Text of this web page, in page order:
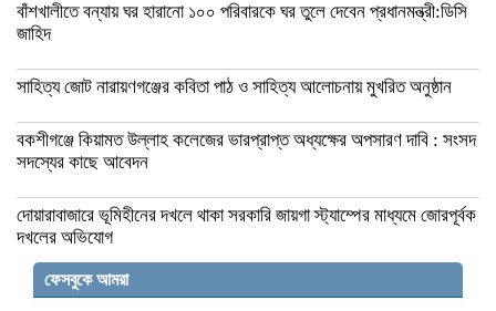
বাঁশখালীতে বন্যায় ঘর হারানো ১০০ পরিবারকে ঘর তুলে দেবেন প্রধানমন্ত্রী:ডিসি
জাহিদ
সাহিত্য জোট নারায়ণগঞ্জের কবিতা পাঠ ও সাহিত্য আলোচনায় মুখরিত অনুষ্ঠান
বকশীগঞ্জে কিয়ামত উল্লাহ কলেজের ভারপ্রাপ্ত অধ্যক্ষের অপসারণ দাবি : সংসদ
সদস্যের কাছে আবেদন
দোয়ারাবাজারে ভূমিহীনের দখলে থাকা সরকারি জায়গা স্ট্যাম্পের মাধ্যমে জোরপূর্বক
দখলের অভিযোগ
ফেসবুকে আমরা